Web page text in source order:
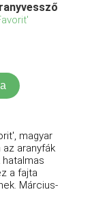
magyar
aranyfák
a fajta
Március-